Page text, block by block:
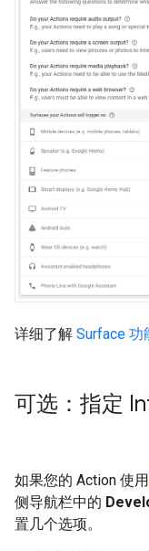
详细了解 Surface 功
可选：指定
如果您的 Action 使用
侧导航栏中的
置几个选项。